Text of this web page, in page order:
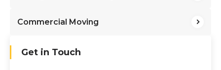
Commercial Moving
Get in Touch